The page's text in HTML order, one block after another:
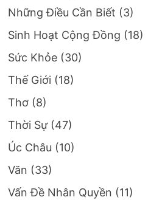
Những Điều Cần Biết (3)
Sinh Hoạt Cộng Đồng (18)
Sức Khỏe (30)
Thế Giới (18)
Thơ (8)
Thời Sự(47)
Úc Châu (10)
Văn (33)
Vấn Đề Nhân Quyền (11)